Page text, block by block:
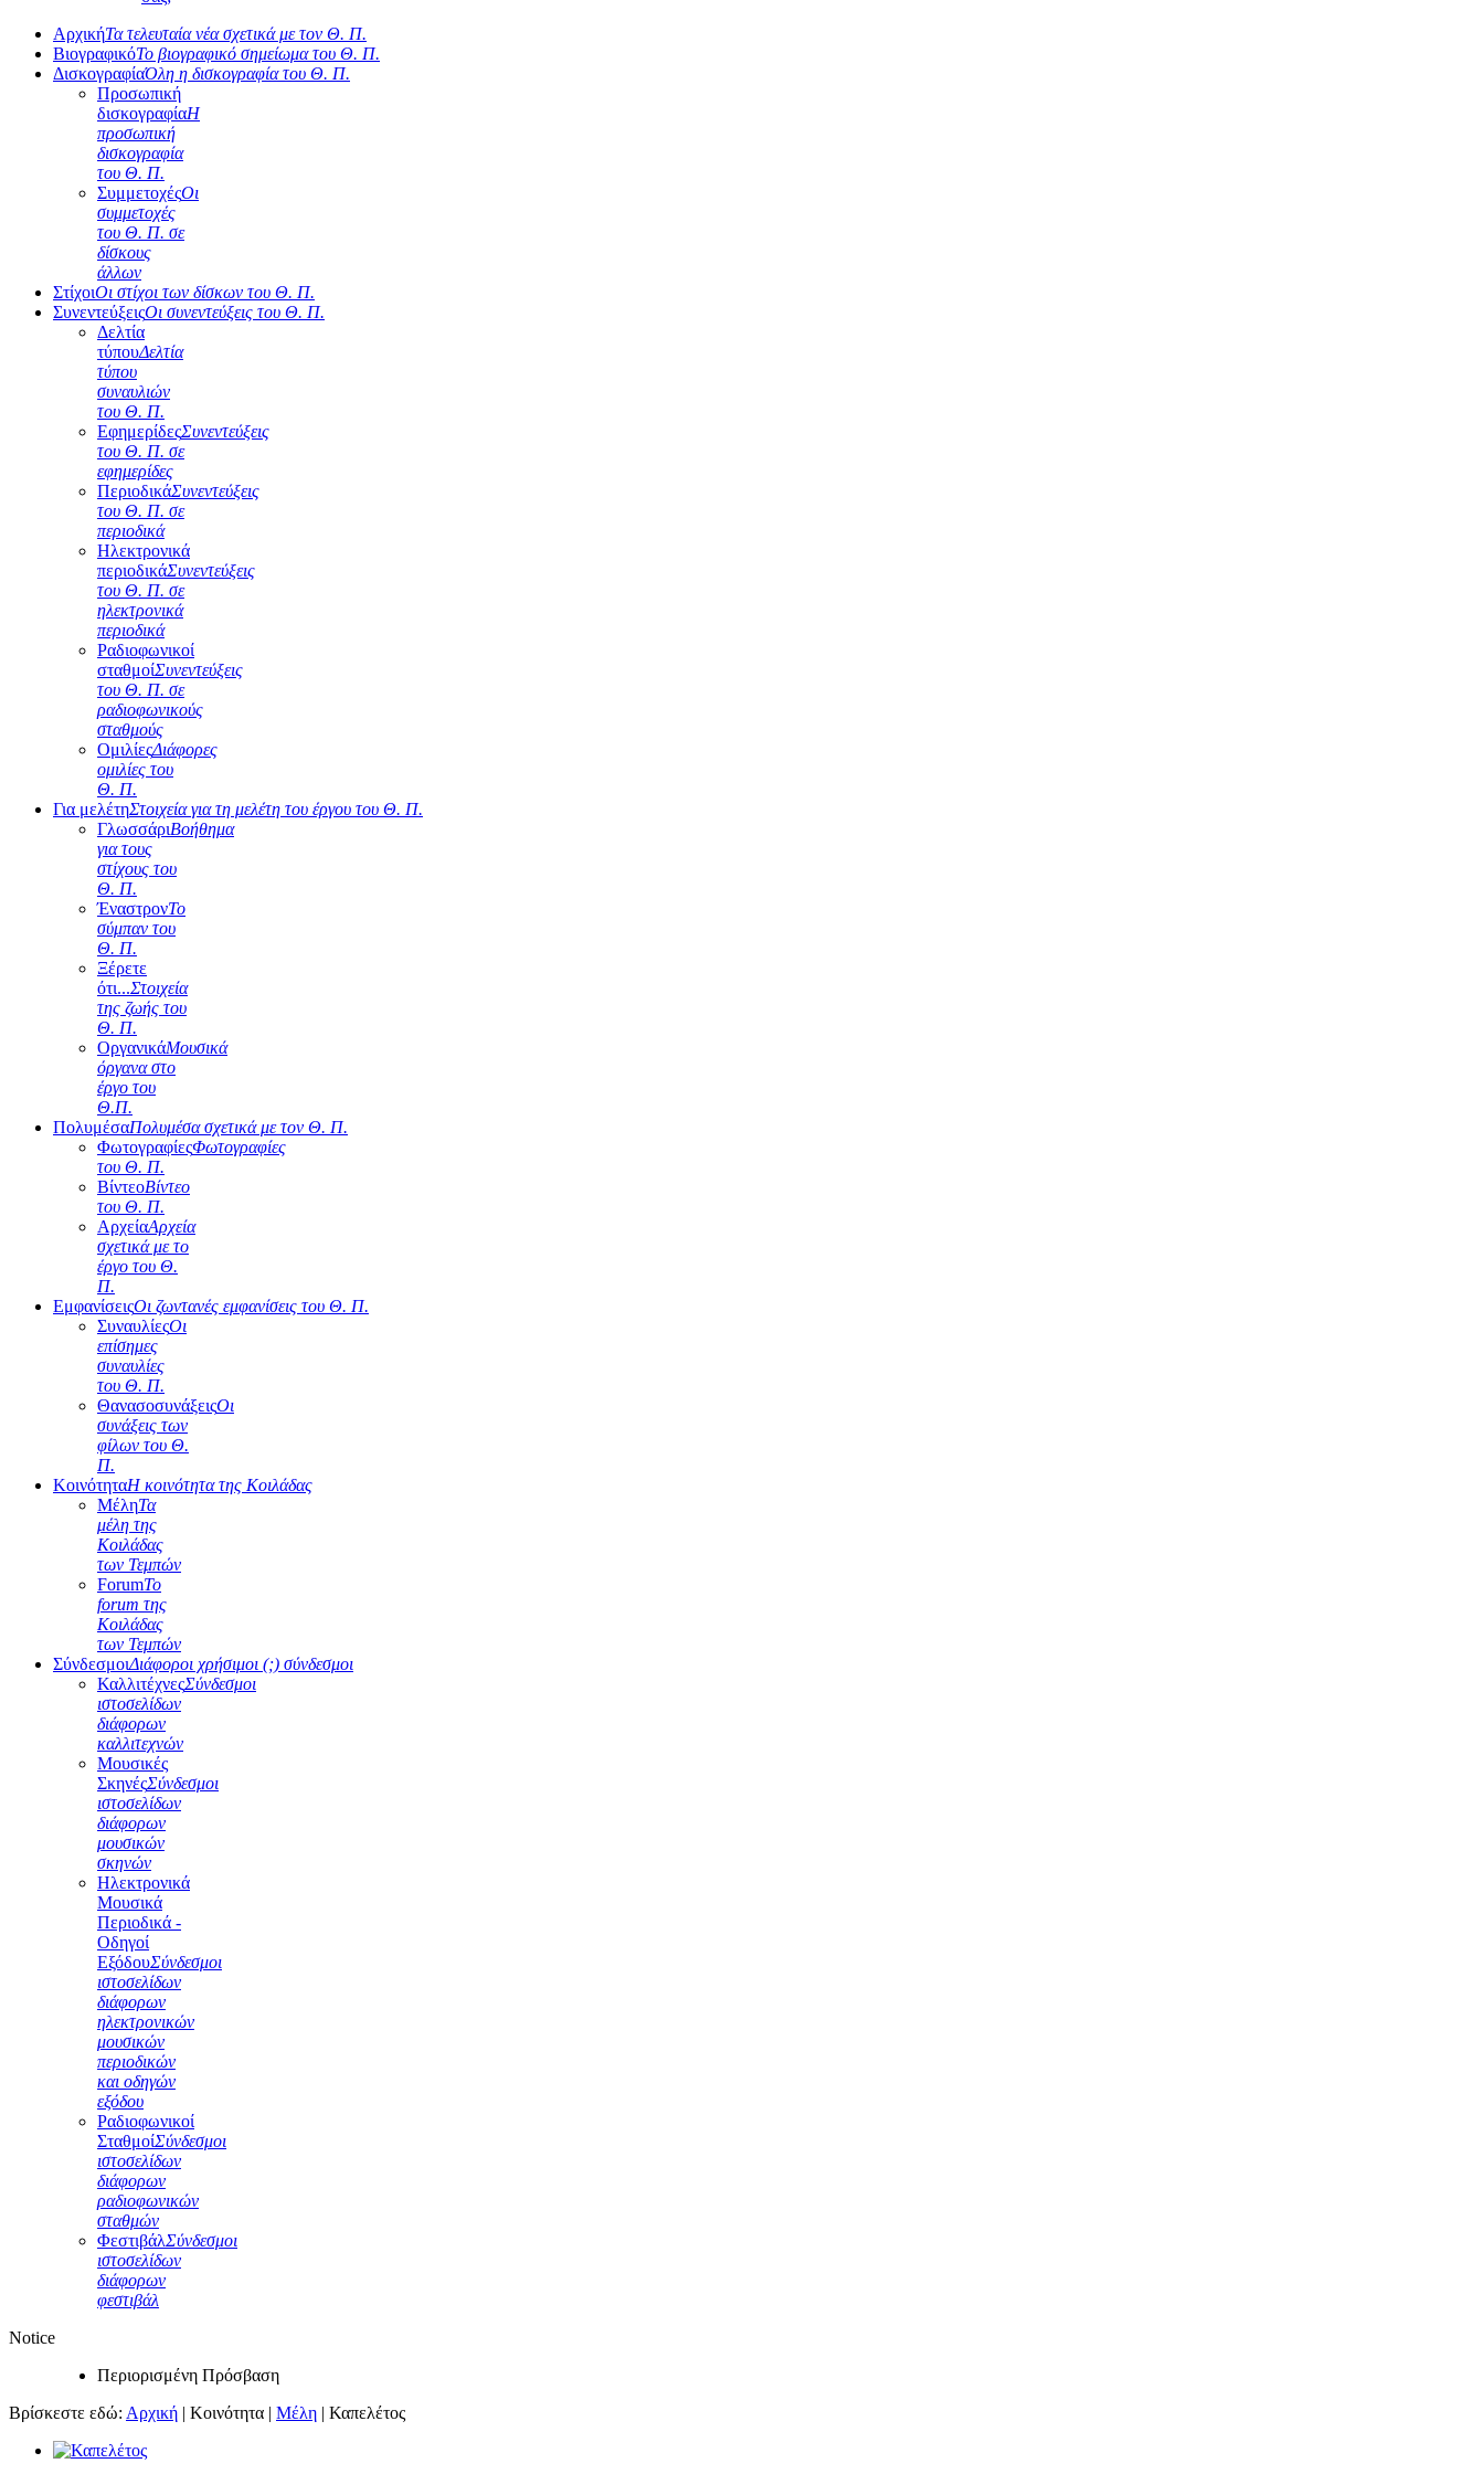
ΑρχικήΤα τελευταία νέα σχετικά με τον Θ. Π.
ΒιογραφικόΤο βιογραφικό σημείωμα του Θ. Π.
ΔισκογραφίαΌλη η δισκογραφία του Θ. Π.
Προσωπική
δισκογραφίαΗ
προσωπική
δισκογραφία
του Θ. Π.
ΣυμμετοχέςΟι
συμμετοχές
του Θ. Π. σε
δίσκους
άλλων
ΣτίχοιΟι στίχοι των δίσκων του Θ. Π.
ΣυνεντεύξειςΟι συνεντεύξεις του Θ. Π.
Δελτία
τύπουΔελτία
τύπου
συναυλιών
του Θ. Π.
ΕφημερίδεςΣυνεντεύξεις
του Θ. Π. σε
εφημερίδες
ΠεριοδικάΣυνεντεύξεις
του Θ. Π. σε
περιοδικά
Ηλεκτρονικά
περιοδικάΣυνεντεύξεις
του Θ. Π. σε
ηλεκτρονικά
περιοδικά
Ραδιοφωνικοί
σταθμοίΣυνεντεύξεις
του Θ. Π. σε
ραδιοφωνικούς
σταθμούς
ΟμιλίεςΔιάφορες
ομιλίες του
Θ. Π.
Για μελέτηΣτοιχεία για τη μελέτη του έργου του Θ. Π.
ΓλωσσάριΒοήθημα
για τους
στίχους του
Θ. Π.
ΈναστρονΤο
σύμπαν του
Θ. Π.
Ξέρετε
ότι...Στοιχεία
της ζωής του
Θ. Π.
ΟργανικάΜουσικά
όργανα στο
έργο του
Θ.Π.
ΠολυμέσαΠολυμέσα σχετικά με τον Θ. Π.
ΦωτογραφίεςΦωτογραφίες
του Θ. Π.
ΒίντεοΒίντεο
του Θ. Π.
ΑρχείαΑρχεία
σχετικά με το
έργο του Θ.
Π.
ΕμφανίσειςΟι ζωντανές εμφανίσεις του Θ. Π.
ΣυναυλίεςΟι
επίσημες
συναυλίες
του Θ. Π.
ΘανασοσυνάξειςΟι
συνάξεις των
φίλων του Θ.
Π.
ΚοινότηταΗ κοινότητα της Κοιλάδας
ΜέληΤα
μέλη της
Κοιλάδας
των Τεμπών
ForumΤο
forum της
Κοιλάδας
των Τεμπών
ΣύνδεσμοιΔιάφοροι χρήσιμοι (;) σύνδεσμοι
ΚαλλιτέχνεςΣύνδεσμοι
ιστοσελίδων
διάφορων
καλλιτεχνών
Μουσικές
ΣκηνέςΣύνδεσμοι
ιστοσελίδων
διάφορων
μουσικών
σκηνών
Ηλεκτρονικά
Μουσικά
Περιοδικά -
Οδηγοί
ΕξόδουΣύνδεσμοι
ιστοσελίδων
διάφορων
ηλεκτρονικών
μουσικών
περιοδικών
και οδηγών
εξόδου
Ραδιοφωνικοί
ΣταθμοίΣύνδεσμοι
ιστοσελίδων
διάφορων
ραδιοφωνικών
σταθμών
ΦεστιβάλΣύνδεσμοι
ιστοσελίδων
διάφορων
φεστιβάλ
Notice
Περιορισμένη Πρόσβαση
Βρίσκεστε εδώ: Αρχική | Κοινότητα | Μέλη | Καπελέτος